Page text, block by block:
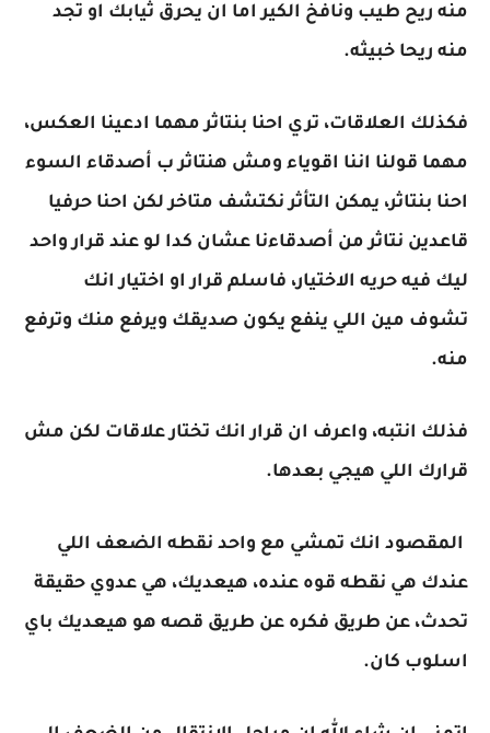
منه ريح طيب ونافخ الكير اما ان يحرق ثيابك او تجد
منه ريحا خبيثه.
فكذلك العلاقات، تري احنا بنتاثر مهما ادعينا العكس،
مهما قولنا اننا اقوياء ومش هنتاثر ب أصدقاء السوء
احنا بنتاثر، يمكن التأثر نكتشف متاخر لكن احنا حرفيا
قاعدين نتاثر من أصدقاءنا عشان كدا لو عند قرار واحد
ليك فيه حريه الاختيار، فاسلم قرار او اختيار انك
تشوف مين اللي ينفع يكون صديقك ويرفع منك وترفع
منه.
فذلك انتبه، واعرف ان قرار انك تختار علاقات لكن مش
قرارك اللي هيجي بعدها.
المقصود انك تمشي مع واحد نقطه الضعف اللي
عندك هي نقطه قوه عنده، هيعديك، هي عدوي حقيقة
تحدث، عن طريق فكره عن طريق قصه هو هيعديك باي
اسلوب كان.